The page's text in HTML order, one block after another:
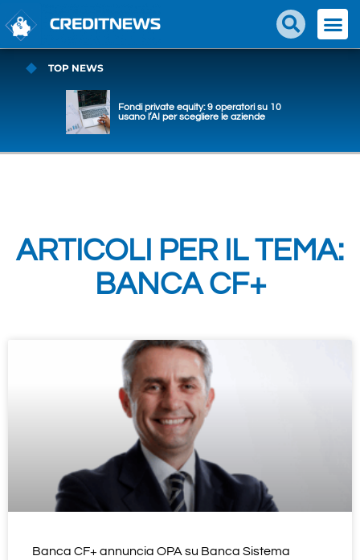
TOP NEWS
Fondi private equity: 9 operatori su 10
usano l’AI per scegliere le aziende
ARTICOLI PER IL TEMA:
BANCA CF+
Banca CF+ annuncia OPA su Banca Sistema